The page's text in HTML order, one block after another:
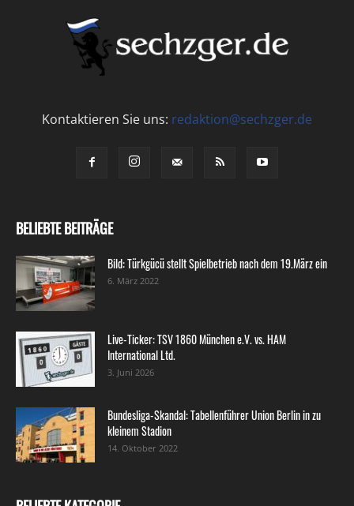
Kontaktieren Sie uns: redaktion@sechzger.de
BELIEBTE BEITRÄGE
Bild: Türkgücü stellt Spielbetrieb nach dem 19.März ein
6. März 2022
Live-Ticker: TSV 1860 München e.V. vs. HAM
International Ltd.
3. Juni 2026
Bundesliga-Skandal: Tabellenführer Union Berlin in zu
kleinem Stadion
14. Oktober 2022